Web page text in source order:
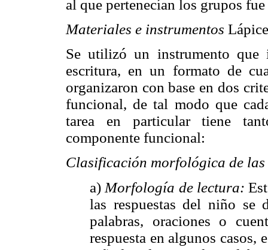
al que pertenecían los grupos
Materiales e instrumentos
Se utilizó un instrumento que
escritura, en un formato de
organizaron con base en dos
funcional, de tal modo que
tarea en particular tiene
componente funcional:
Clasificación morfológica de las
a) Morfología de lectura:
las respuestas del niño se
palabras, oraciones o
respuesta en algunos casos,